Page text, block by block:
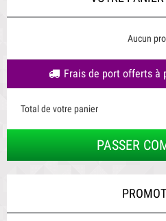
Aucun
Frais de port offerts à
Total de votre panier
PASSER